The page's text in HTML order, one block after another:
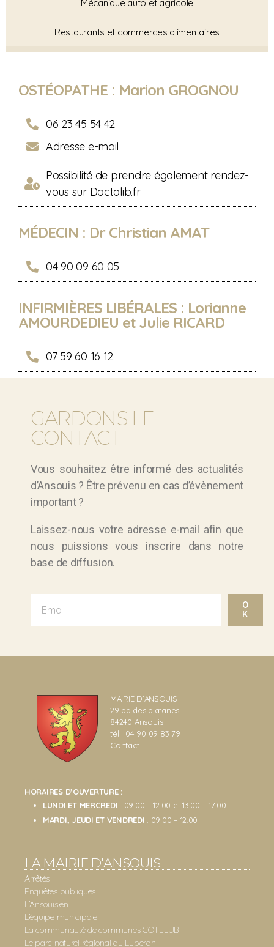
Mécanique auto et agricole
Restaurants et commerces alimentaires
OSTÉOPATHE : Marion GROGNOU
06 23 45 54 42
Adresse e-mail
Possibilité de prendre également rendez-
vous sur Doctolib.fr
MÉDECIN : Dr Christian AMAT
04 90 09 60 05
INFIRMIÈRES LIBÉRALES : Lorianne
AMOURDEDIEU et Julie RICARD
07 59 60 16 12
GARDONS LE
CONTACT
Vous souhaitez être informé des actualités
d’Ansouis ? Être prévenu en cas d’évènement
important ?
Laissez-nous votre adresse e-mail afin que
nous puissions vous inscrire dans notre
base de diffusion.
O
K
MAIRIE D’ANSOUIS
29 bd des platanes
84240 Ansouis
tél : 04 90 09 83 79
Contact
HORAIRES D’OUVERTURE :
LUNDI ET MERCREDI : 09:00 – 12:00 et 13:00 – 17:00
MARDI, JEUDI ET VENDREDI : 09:00 – 12:00
LA MAIRIE D'ANSOUIS
Arrêtés
Enquêtes publiques
L’Ansouisien
L’équipe municipale
La communauté de communes COTELUB
Le parc naturel régional du Luberon